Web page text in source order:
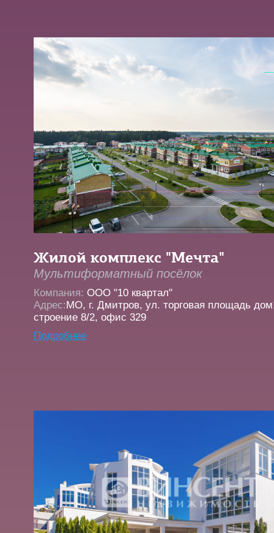
Жилой комплекс "Мечта"
Мультиформатный посёлок
Компания: ООО "10 квартал"
Адрес:МО, г. Дмитров, ул. торговая площадь
строение 8/2, офис 329
Подробнее